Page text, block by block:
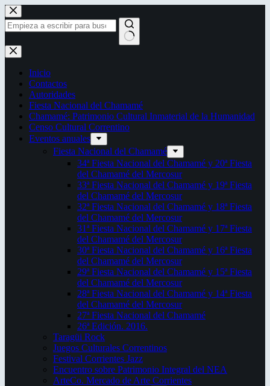
Saltar
al
contenido
Sin
resultados
Inicio
Contactos
Autoridades
Fiesta Nacional del Chamamé
Chamamé: Patrimonio Cultural Inmaterial de la Humanidad
Censo Cultural Correntino
Eventos anuales
Fiesta Nacional del Chamamé
34ª Fiesta Nacional del Chamamé y 20ª Fiesta
del Chamamé del Mercosur
33ª Fiesta Nacional del Chamamé y 19ª Fiesta
del Chamamé del Mercosur
32ª Fiesta Nacional del Chamamé y 18ª Fiesta
del Chamamé del Mercosur
31ª Fiesta Nacional del Chamamé y 17ª Fiesta
del Chamamé del Mercosur
30ª Fiesta Nacional del Chamamé y 16ª Fiesta
del Chamamé del Mercosur
29ª Fiesta Nacional del Chamamé y 15ª Fiesta
del Chamamé del Mercosur
28ª Fiesta Nacional del Chamamé y 14ª Fiesta
del Chamamé del Mercosur
27ª Fiesta Nacional del Chamamé
26ª Edición. 2016.
Taragüi Rock
Juegos Culturales Correntinos
Festival Corrientes Jazz
Encuentro sobre Patrimonio Integral del NEA
ArteCo. Mercado de Arte Corrientes